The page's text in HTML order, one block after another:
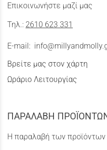
Επικοινωνήστε μαζί μας
Τηλ.: 2610 623 331
E-mail:
Βρείτε μας στον χάρτη
Ωράριο Λειτουργίας
ΠΑΡΑΛΑΒΗ
Η παραλαβή των προϊόντων